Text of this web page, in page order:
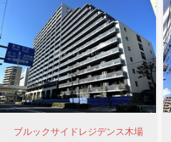
ブルックサイドレジデンス木場